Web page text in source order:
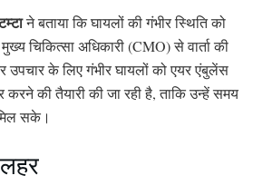
ने बताया कि घायलों की गंभीर स्थिति को
चिकित्सा अधिकारी (CMO) से वार्ता की
उपचार के लिए गंभीर घायलों को एयर एंबुलेंस
की तैयारी की जा रही है, ताकि उन्हें समय
सके।